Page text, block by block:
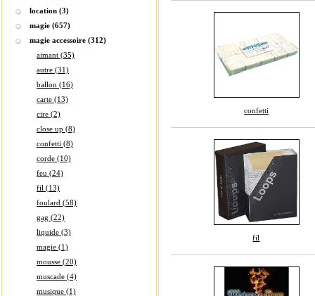
location (3)
magie (657)
magie accessoire (312)
aimant (35)
autre (31)
ballon (16)
carte (13)
cire (2)
close up (8)
confetti (8)
corde (10)
feu (24)
fil (13)
foulard (58)
gag (22)
liquide (3)
magie (1)
mousse (20)
muscade (4)
musique (1)
confetti
fil